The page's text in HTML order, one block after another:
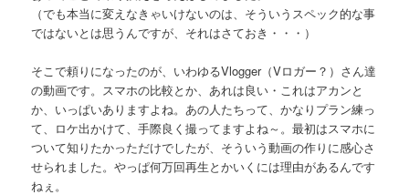
（でも本当に変えなきゃいけないのは、そういうスペック的な事
ではないとは思うんですが、それはさておき・・・）
そこで頼りになったのが、いわゆるVlogger（Vロガー？）さん達
の動画です。スマホの比較とか、あれは良い・これはアカンと
か、いっぱいありますよね。あの人たちって、かなりプラン練っ
て、ロケ出かけて、手際良く撮ってますよね～。最初はスマホに
ついて知りたかっただけでしたが、そういう動画の作りに感心さ
せられました。やっぱ何万回再生とかいくには理由があるんです
ねぇ。